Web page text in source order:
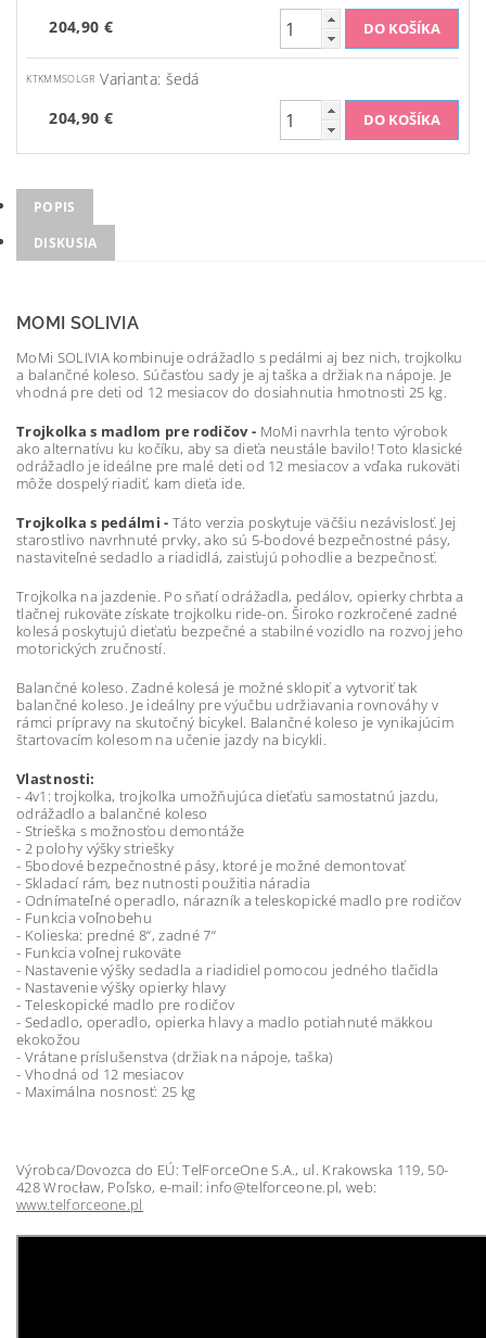
204,90 €
KTKMMSOLGR Varianta: šedá
204,90 €
POPIS
DISKUSIA
MOMI SOLIVIA
MoMi SOLIVIA kombinuje odrážadlo s pedálmi aj bez nich, trojkolku
a balančné koleso. Súčasťou sady je aj taška a držiak na nápoje. Je
vhodná pre deti od 12 mesiacov do dosiahnutia hmotnosti 25 kg.
Trojkolka s madlom pre rodičov - MoMi navrhla tento výrobok
ako alternatívu ku kočíku, aby sa dieťa neustále bavilo! Toto klasické
odrážadlo je ideálne pre malé deti od 12 mesiacov a vďaka rukoväti
môže dospelý riadiť, kam dieťa ide.
Trojkolka s pedálmi - Táto verzia poskytuje väčšiu nezávislosť. Jej
starostlivo navrhnuté prvky, ako sú 5-bodové bezpečnostné pásy,
nastaviteľné sedadlo a riadidlá, zaisťujú pohodlie a bezpečnosť.
Trojkolka na jazdenie. Po sňatí odrážadla, pedálov, opierky chrbta a
tlačnej rukoväte získate trojkolku ride-on. Široko rozkročené zadné
kolesá poskytujú dieťaťu bezpečné a stabilné vozidlo na rozvoj jeho
motorických zručností.
Balančné koleso. Zadné kolesá je možné sklopiť a vytvoriť tak
balančné koleso. Je ideálny pre výučbu udržiavania rovnováhy v
rámci prípravy na skutočný bicykel. Balančné koleso je vynikajúcim
štartovacím kolesom na učenie jazdy na bicykli.
Vlastnosti:
- 4v1: trojkolka, trojkolka umožňujúca dieťaťu samostatnú jazdu,
odrážadlo a balančné koleso
- Strieška s možnosťou demontáže
- 2 polohy výšky striešky
- 5bodové bezpečnostné pásy, ktoré je možné demontovať
- Skladací rám, bez nutnosti použitia náradia
- Odnímateľné operadlo, nárazník a teleskopické madlo pre rodičov
- Funkcia voľnobehu
- Kolieska: predné 8“, zadné 7“
- Funkcia voľnej rukoväte
- Nastavenie výšky sedadla a riadidiel pomocou jedného tlačidla
- Nastavenie výšky opierky hlavy
- Teleskopické madlo pre rodičov
- Sedadlo, operadlo, opierka hlavy a madlo potiahnuté mäkkou
ekokožou
- Vrátane príslušenstva (držiak na nápoje, taška)
- Vhodná od 12 mesiacov
- Maximálna nosnosť: 25 kg
Výrobca/Dovozca do EÚ: TelForceOne S.A., ul. Krakowska 119, 50-
428 Wrocław, Poľsko, e-mail: info@telforceone.pl, web:
www.telforceone.pl